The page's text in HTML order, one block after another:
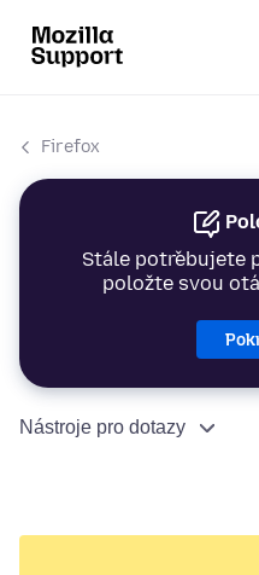
Firefox
Stále potřebujete
položte svou
Nástroje pro dotazy